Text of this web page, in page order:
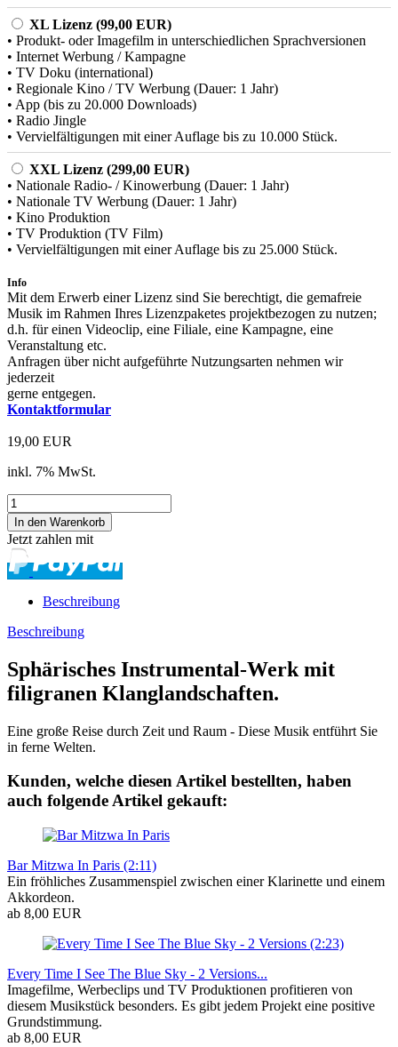
XL Lizenz (99,00 EUR)
• Produkt- oder Imagefilm in unterschiedlichen Sprachversionen
• Internet Werbung / Kampagne
• TV Doku (international)
• Regionale Kino / TV Werbung (Dauer: 1 Jahr)
• App (bis zu 20.000 Downloads)
• Radio Jingle
• Vervielfältigungen mit einer Auflage bis zu 10.000 Stück.
XXL Lizenz (299,00 EUR)
• Nationale Radio- / Kinowerbung (Dauer: 1 Jahr)
• Nationale TV Werbung (Dauer: 1 Jahr)
• Kino Produktion
• TV Produktion (TV Film)
• Vervielfältigungen mit einer Auflage bis zu 25.000 Stück.
Info
Mit dem Erwerb einer Lizenz sind Sie berechtigt, die gemafreie
Musik im Rahmen Ihres Lizenzpaketes projektbezogen zu nutzen;
d.h. für einen Videoclip, eine Filiale, eine Kampagne, eine
Veranstaltung etc.
Anfragen über nicht aufgeführte Nutzungsarten nehmen wir
jederzeit
gerne entgegen.
Kontaktformular
19,00 EUR
inkl. 7% MwSt.
Jetzt zahlen mit
Beschreibung
Beschreibung
Sphärisches Instrumental-Werk mit
filigranen Klanglandschaften.
Eine große Reise durch Zeit und Raum - Diese Musik entführt Sie
in ferne Welten.
Kunden, welche diesen Artikel bestellten, haben
auch folgende Artikel gekauft:
Bar Mitzwa In Paris (2:11)
Ein fröhliches Zusammenspiel zwischen einer Klarinette und einem
Akkordeon.
ab 8,00 EUR
Every Time I See The Blue Sky - 2 Versions...
Imagefilme, Werbeclips und TV Produktionen profitieren von
diesem Musikstück besonders. Es gibt jedem Projekt eine positive
Grundstimmung.
ab 8,00 EUR